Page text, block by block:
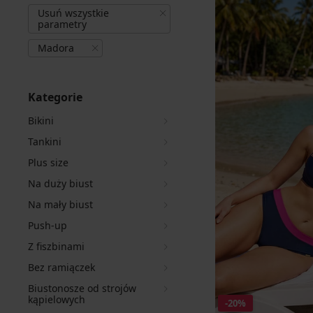
Usuń wszystkie
parametry
Madora
Kategorie
Bikini
Tankini
Plus size
Na duży biust
Na mały biust
Push-up
Z fiszbinami
Bez ramiączek
Biustonosze od strojów
kąpielowych
-20%